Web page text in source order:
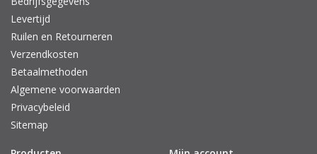
Levertijd
Ruilen en Retourneren
Verzendkosten
Betaalmethoden
Algemene voorwaarden
Privacybeleid
Sitemap